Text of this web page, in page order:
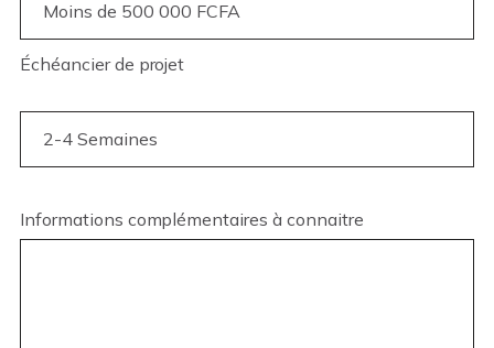
Échéancier de projet
Informations complémentaires à connaitre